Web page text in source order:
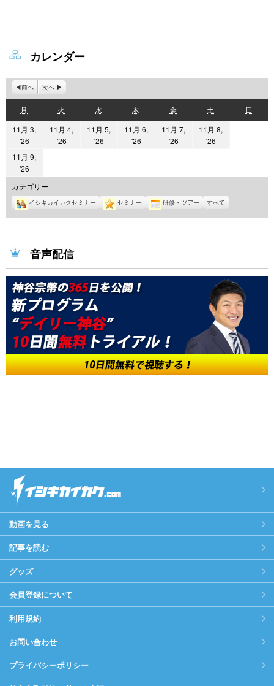
カレンダー
前へ 次へ
月
曜
日
火
曜
日
水
曜
日
木
曜
日
金金
曜
日
土
曜
日
日
曜
11月 3,
'262026
年
11
月
3
日
11月 4,
'262026
月
4
日
11月 5,
'262026
月
5
日
11月 6,
'262026
月
6
日
11月 7,
'262026
月
7
日
11月 8,
'262026
月
8
日
11月 9,
'262026
年
11
月
9
カテゴリー
イシキカイカクセミナー セミナー 研修・ツアー すべて
音声配信
動画を見る
記事を読む
グッズ
会員登録について
利用規約
お問い合わせ
プライバシーポリシー